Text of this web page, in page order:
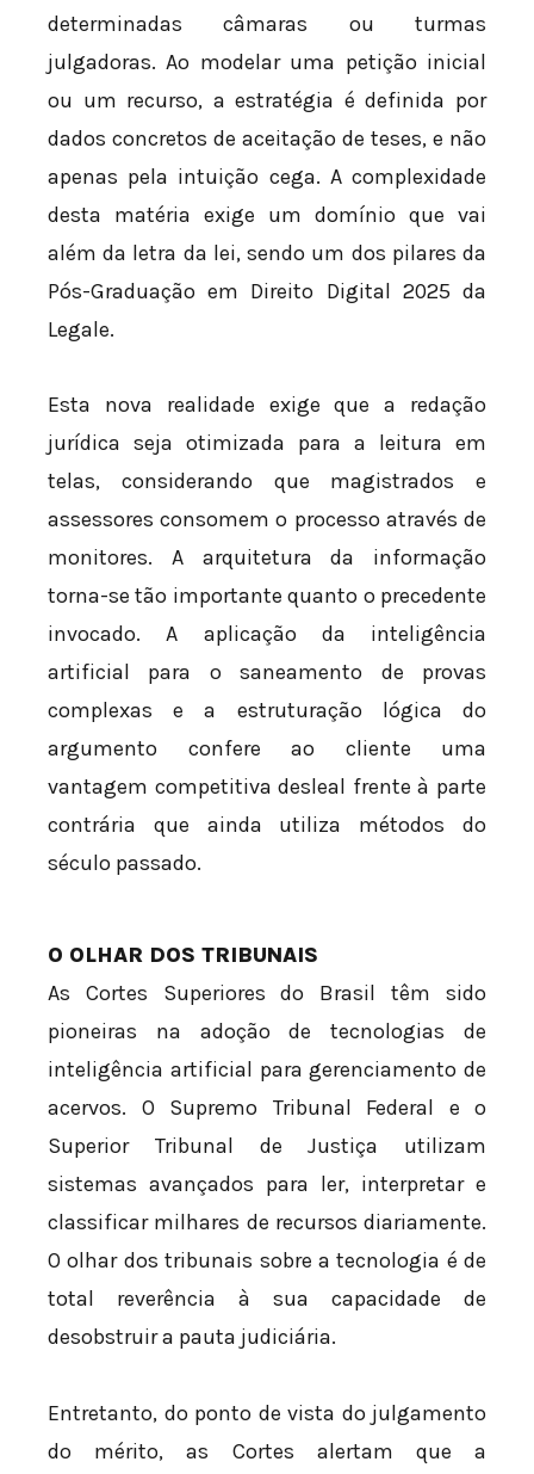
determinadas câmaras ou turmas
julgadoras. Ao modelar uma petição inicial
ou um recurso, a estratégia é definida por
dados concretos de aceitação de teses, e não
apenas pela intuição cega. A complexidade
desta matéria exige um domínio que vai
além da letra da lei, sendo um dos pilares da
Pós-Graduação em Direito Digital 2025 da
Legale.
Esta nova realidade exige que a redação
jurídica seja otimizada para a leitura em
telas, considerando que magistrados e
assessores consomem o processo através de
monitores. A arquitetura da informação
torna-se tão importante quanto o precedente
invocado. A aplicação da inteligência
artificial para o saneamento de provas
complexas e a estruturação lógica do
argumento confere ao cliente uma
vantagem competitiva desleal frente à parte
contrária que ainda utiliza métodos do
século passado.
O OLHAR DOS TRIBUNAIS
As Cortes Superiores do Brasil têm sido
pioneiras na adoção de tecnologias de
inteligência artificial para gerenciamento de
acervos. O Supremo Tribunal Federal e o
Superior Tribunal de Justiça utilizam
sistemas avançados para ler, interpretar e
classificar milhares de recursos diariamente.
O olhar dos tribunais sobre a tecnologia é de
total reverência à sua capacidade de
desobstruir a pauta judiciária.
Entretanto, do ponto de vista do julgamento
do mérito, as Cortes alertam que a